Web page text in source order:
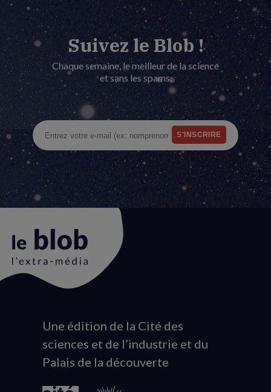
Suivez le Blob !
Chaque semaine, le meilleur de la science
et sans les spams.
Animation
du
logo
Une édition de la Cité des
sciences et de l’industrie et du
Palais de la découverte